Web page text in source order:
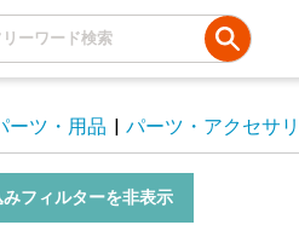
ーツ・用品 | パーツ・アクセサリ
フィルターを非表示